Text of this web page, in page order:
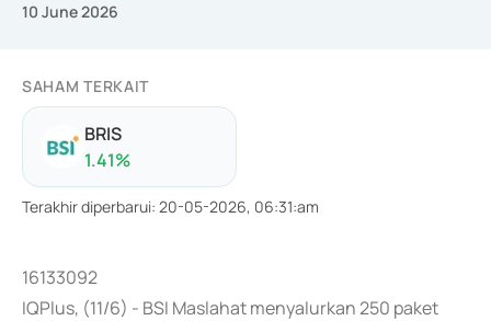
10 June 2026
SAHAM TERKAIT
BRIS
1.41%
Terakhir diperbarui: 20-05-2026, 06:31:am
16133092
IQPlus, (11/6) - BSI Maslahat menyalurkan 250 paket